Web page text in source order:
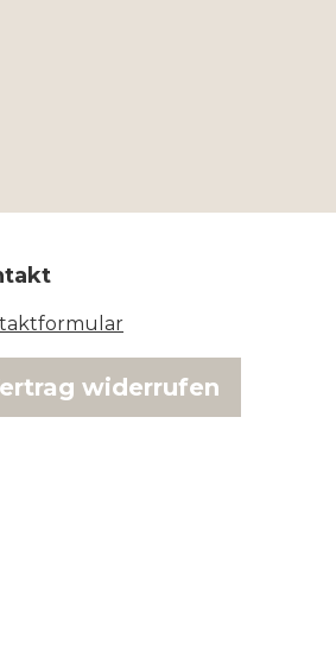
widerrufen